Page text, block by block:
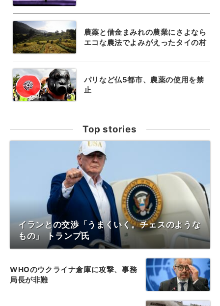
農薬と借金まみれの農業にさよなら
エコな農法でよみがえったタイの村
パリなど仏5都市、農薬の使用を禁
止
Top stories
イランとの交渉「うまくいく。チェスのような
もの」 トランプ氏
WHOのウクライナ倉庫に攻撃、事務
局長が非難